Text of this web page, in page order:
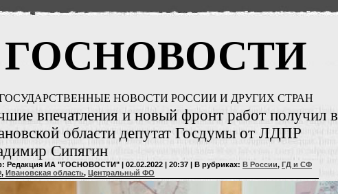
ГОСНОВОСТИ
НОВОСТИ РОССИИ И ДРУГИХ СТРАН
впечатления и новый фронт работ получил в
области депутат Госдумы от ЛДПР
Сипягин
Редакция ИА "ГОСНОВОСТИ" | 02.02.2022 | 20:37 | В рубриках: В России, ГД и СФ
, Ивановская область, Центральный ФО